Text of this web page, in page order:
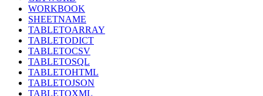
WORKBOOK
SHEETNAME
TABLETOARRAY
TABLETODICT
TABLETOCSV
TABLETOSQL
TABLETOHTML
TABLETOJSON
TABLETOXML